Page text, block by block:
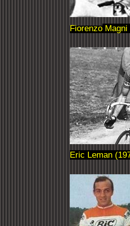
Fiorenzo Magni
Eric Leman